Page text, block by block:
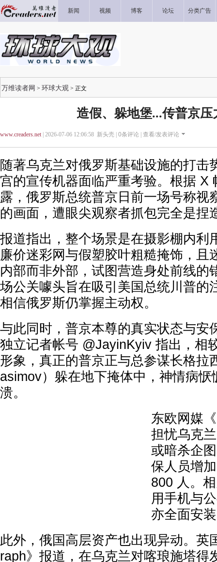
新闻 视频 博客 论坛 分类广告
万维读者网 > 环球大观 > 正文
造假、躲地堡...传普京压
www.creaders.net| 2026-07-06 12:06:58 新头壳 | 0条评论 | 查看/发表评论
随著乌克兰对俄罗斯基础设施的打击
宫的宣传机器面临严重考验。根据 X
露，俄罗斯总统普京日前一场号称视
的画面，遭眼尖观察者抓包完全是捏
报道指出，整个场景是在摄影棚内利
廉价迷彩网与假塑胶叶粗糙掩饰，且
内部而非外部，试图营造身处前线的
场公关噱头旨在吸引美国总统川普的
相信俄罗斯仍掌握主动权。
与此同时，普京本尊的真实状态与安
独立记者帐号 @JayinKyiv 指出，相
形象，真正的普京正与总参谋长格拉
asimov）躲在地下掩体中，神情病恹
溃。
东欧网媒
担忧乌克
或暗杀企
保人员增
800 人。
用手机与
亦全面安
此外，俄国高层资产也出现异动。英
raph》报道，在乌克兰对喀琅施塔得